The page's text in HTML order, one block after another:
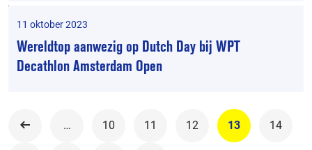
11 oktober 2023
Wereldtop aanwezig op Dutch Day bij WPT
Decathlon Amsterdam Open
… 10 11 12 13 14